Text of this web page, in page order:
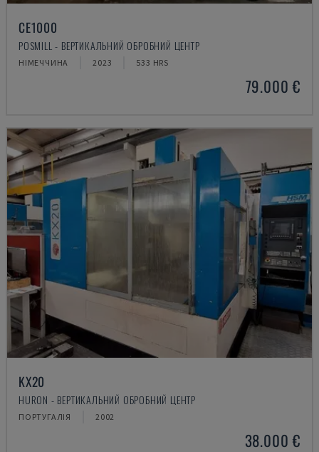
CE1000
POSMILL - ВЕРТИКАЛЬНИЙ ОБРОБНИЙ ЦЕНТР
НІМЕЧЧИНА 2023 533 HRS
79.000 €
KX20
HURON - ВЕРТИКАЛЬНИЙ ОБРОБНИЙ ЦЕНТР
ПОРТУГАЛІЯ 2002
38.000 €